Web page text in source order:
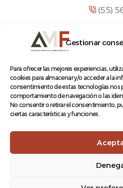
Gestionar
Para ofrecer las mejores experiencias,
cookies para almacenar y/o acceder a la
consentimiento de estas tecnologías nos
comportamiento de navegación o las
No consentir o retirar el consentimiento,
ciertas características y funciones.
(55)
Manuel María